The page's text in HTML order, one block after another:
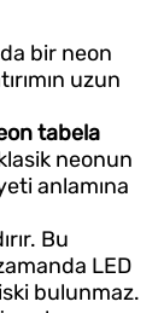
bir neon
uzun
tabela
neonun
anlamına
Bu
LED
bulunmaz.